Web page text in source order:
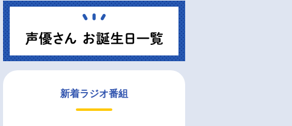
新着ラジオ番組